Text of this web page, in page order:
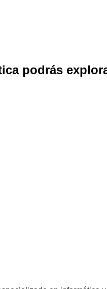
podrás